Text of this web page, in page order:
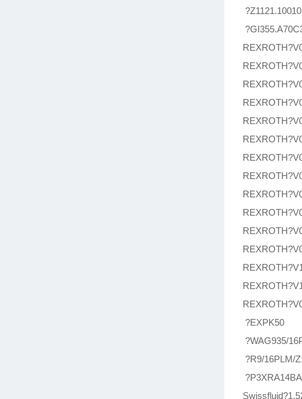
?Z1121.10010
?EXPK50
?WAG935/
?R9/16PLM/